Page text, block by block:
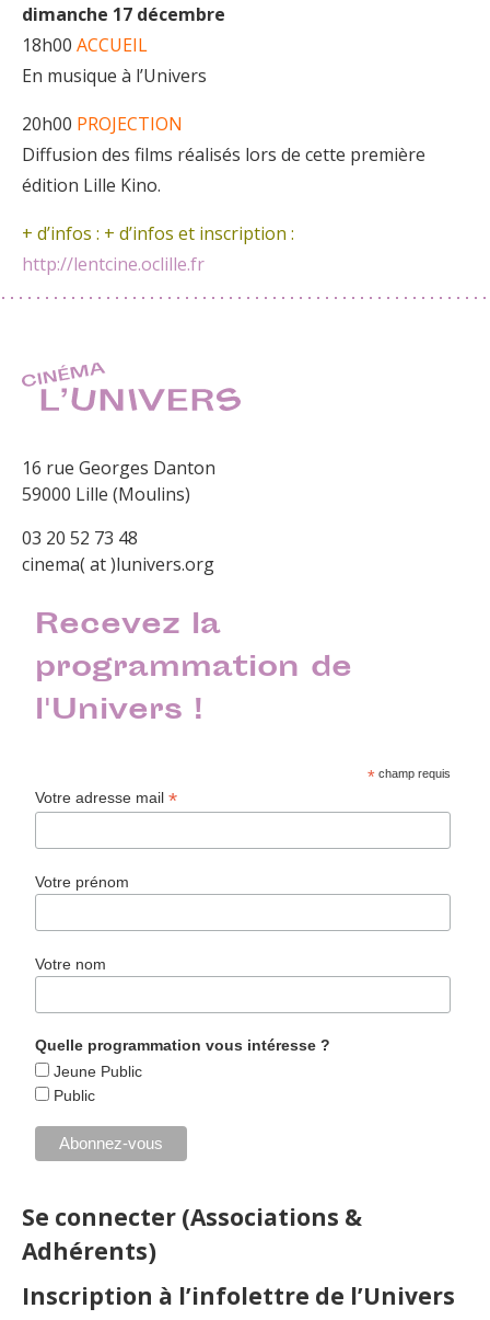
dimanche 17 décembre
18h00 ACCUEIL
En musique à l’Univers
20h00 PROJECTION
Diffusion des films réalisés lors de cette première
édition Lille Kino.
+ d’infos : + d’infos et inscription :
http://lentcine.oclille.fr
16 rue Georges Danton
59000 Lille (Moulins)
03 20 52 73 48
cinema( at )lunivers.org
Recevez la
programmation de
l'Univers !
* champ requis
Votre adresse mail*
Votre prénom
Votre nom
Quelle programmation vous intéresse ?
Jeune Public
Public
Se connecter (Associations &
Adhérents)
Inscription à l’infolettre de l’Univers